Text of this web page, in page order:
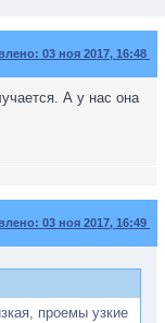
03 ноя 2017, 16:48
А у нас она
03 ноя 2017, 16:49
проемы узкие